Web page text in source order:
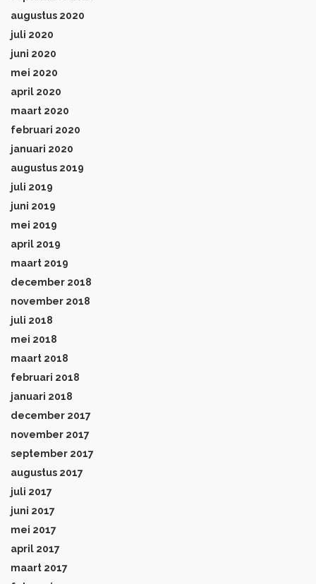
augustus 2020
juli 2020
juni 2020
mei 2020
april 2020
maart 2020
februari 2020
januari 2020
augustus 2019
juli 2019
juni 2019
mei 2019
april 2019
maart 2019
december 2018
november 2018
juli 2018
mei 2018
maart 2018
februari 2018
januari 2018
december 2017
november 2017
september 2017
augustus 2017
juli 2017
juni 2017
mei 2017
april 2017
maart 2017